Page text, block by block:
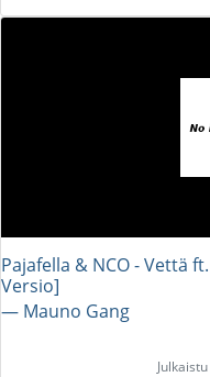
Pajafella & NCO - Vettä
Versio]
― Mauno Gang